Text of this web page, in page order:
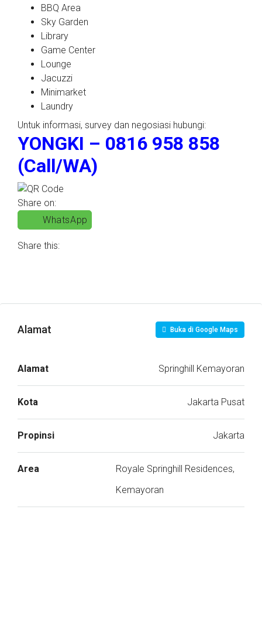
BBQ Area
Sky Garden
Library
Game Center
Lounge
Jacuzzi
Minimarket
Laundry
Untuk informasi, survey dan negosiasi hubungi:
YONGKI – 0816 958 858
(Call/WA)
Share on:
WhatsApp
Share this:
Alamat Buka di Google Maps
Alamat Springhill Kemayoran
Kota Jakarta Pusat
Propinsi Jakarta
Area
Royale Springhill Residences,
Kemayoran